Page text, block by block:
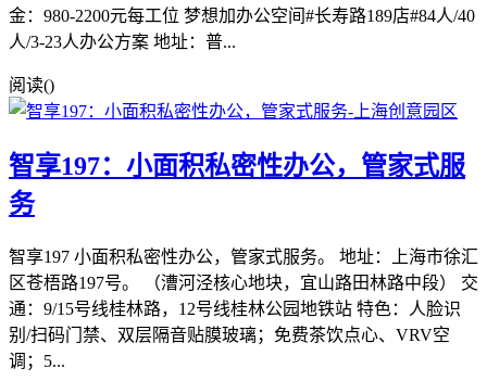
金：980-2200元每工位 梦想加办公空间#长寿路189店#84人/40
人/3-23人办公方案 地址：普...
阅读()
智享197：小面积私密性办公，管家式服
务
智享197 小面积私密性办公，管家式服务。 地址：上海市徐汇
区苍梧路197号。 （漕河泾核心地块，宜山路田林路中段） 交
通：9/15号线桂林路，12号线桂林公园地铁站 特色：人脸识
别/扫码门禁、双层隔音贴膜玻璃；免费茶饮点心、VRV空
调；5...